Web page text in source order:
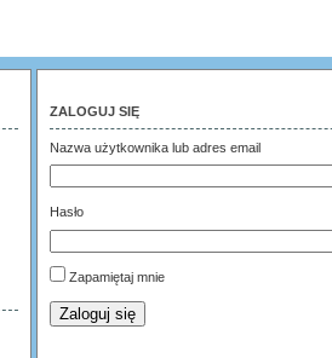
ZALOGUJ SIĘ
Nazwa użytkownika lub adres email
Hasło
Zapamiętaj mnie
Zaloguj się